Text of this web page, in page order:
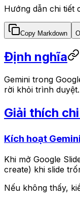
Hướng dẫn chi tiết
Copy Markdown
Định nghĩa
Gemini trong
rời khỏi trình duyệt.
Giải thích
Kích hoạt
Khi mở Google
create) khi slide
Nếu không thấy,